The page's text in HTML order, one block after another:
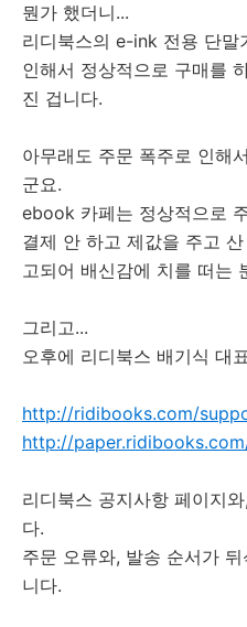
뭔가 했더니...
리디북스의 e-ink 전용 단말
인해서 정상적으로 구매를
진 겁니다.
아무래도 주문 폭주로 인해
군요.
ebook 카페는 정상적으로
결제 안 하고 제값을 주고
고되어 배신감에 치를 떠는
그리고...
오후에 리디북스 배기식 대
http://ridibooks.com/
http://
리디북스 공지사항 페이지
다.
주문 오류와, 발송 순서가
니다.